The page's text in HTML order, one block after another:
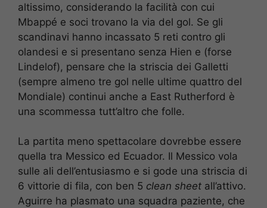
altissimo, considerando la facilità con cui
Mbappé e soci trovano la via del gol. Se gli
scandinavi hanno incassato 5 reti contro gli
olandesi e si presentano senza Hien e (forse
Lindelof), pensare che la striscia dei Galletti
(sempre almeno tre gol nelle ultime quattro del
Mondiale) continui anche a East Rutherford è
una scommessa tutt’altro che folle.
La partita meno spettacolare dovrebbe essere
quella tra Messico ed Ecuador. Il Messico vola
sulle ali dell’entusiasmo e si gode una striscia di
6 vittorie di fila, con ben 5 clean sheet all’attivo.
Aguirre ha plasmato una squadra paziente, che